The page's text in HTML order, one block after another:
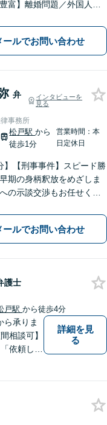
富】離婚問題／外国人問
うスタイルに定評あり。
活から考える」がモット
ールでお問い合わせ
弁
インタビューを
見る
事務所
松戸駅から
徒歩1分
営業時間：本
日定休日
】【刑事事件】スピード勝
期の身柄釈放をめざしま
の示談交渉もお任せくだ
いませんか？証拠の集め
め方には自信がありま
任せください。
ールでお問い合わせ
護士
戸駅 から徒歩4分
ら承りま
相談可】
依頼して
詳細を見
る